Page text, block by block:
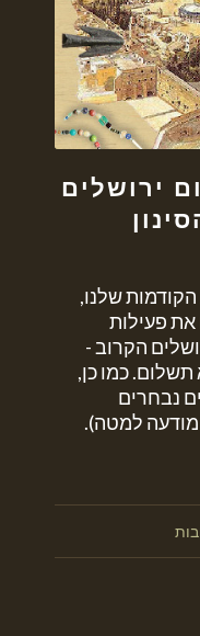
ירושלים
שלנו,
פעילות
הקרוב -
כמו כן,
נבחרים
מודעה למטה).